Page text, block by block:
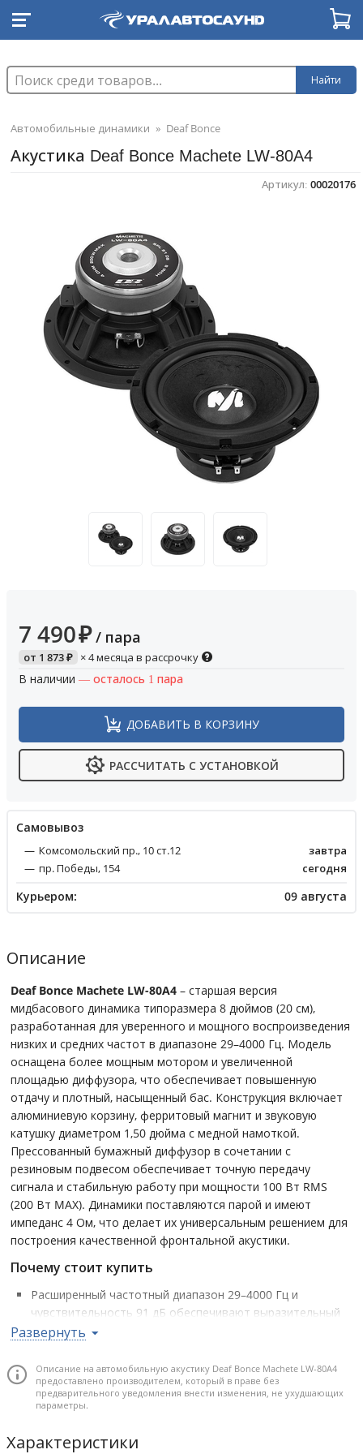
Найти
Автомобильные динамики » Deaf Bonce
Акустика Deaf Bonce Machete LW-80A4
Артикул: 00020176
7 490₽ / пара
от 1 873₽ × 4 месяца в рассрочку
В наличии — осталось 1 пара
ДОБАВИТЬ В КОРЗИНУ
РАССЧИТАТЬ С УСТАНОВКОЙ
Cамовывоз
Комсомольский пр., 10 ст.12
завтра
пр. Победы, 154
сегодня
Курьером: 09 августа
Описание
Deaf Bonce Machete LW-80A4 – старшая версия
мидбасового динамика типоразмера 8 дюймов (20 см),
разработанная для уверенного и мощного воспроизведения
низких и средних частот в диапазоне 29–4000 Гц. Модель
оснащена более мощным мотором и увеличенной
площадью диффузора, что обеспечивает повышенную
отдачу и плотный, насыщенный бас. Конструкция включает
алюминиевую корзину, ферритовый магнит и звуковую
катушку диаметром 1,50 дюйма с медной намоткой.
Прессованный бумажный диффузор в сочетании с
резиновым подвесом обеспечивает точную передачу
сигнала и стабильную работу при мощности 100 Вт RMS
(200 Вт MAX). Динамики поставляются парой и имеют
импеданс 4 Ом, что делает их универсальным решением для
построения качественной фронтальной акустики.
Почему стоит купить
Расширенный частотный диапазон 29–4000 Гц и
чувствительность 91 дБ обеспечивают выразительный
мидбас и хорошую отдачу.
получить более высокую производительность по
сравнению с младшими версиями.
Надежная конструкция: алюминиевая корзина,
1,50 дюйма.
Развернуть
Описание на автомобильную акустику Deaf Bonce Machete LW-80A4
предоставлено производителем, который в праве без
предварительного уведомления внести изменения, не ухудшающих
параметры.
Характеристики